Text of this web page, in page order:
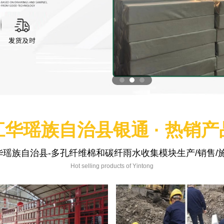
华瑶族自治县银通 · 热销产
瑶族自治县-多孔纤维棉和碳纤雨水收集模块生产/销售/
Hot selling products of Yintong